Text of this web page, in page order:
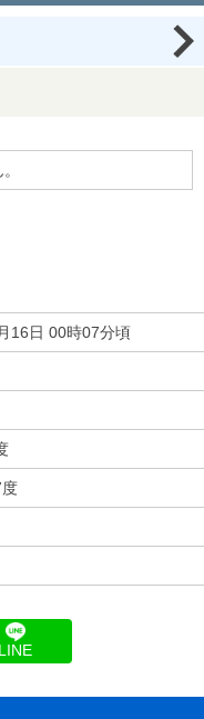
16日 00時07分頃
LINE